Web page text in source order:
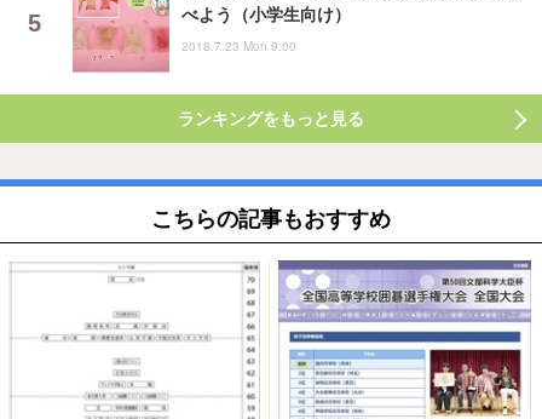
べよう（小学生向け）
2018.7.23 Mon 9:00
ランキングをもっと見る
こちらの記事もおすすめ